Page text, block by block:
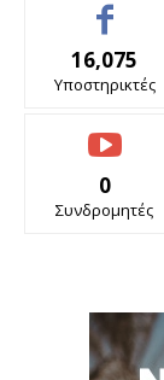
16,075
Υποστηρικτές
0
Συνδρομητές